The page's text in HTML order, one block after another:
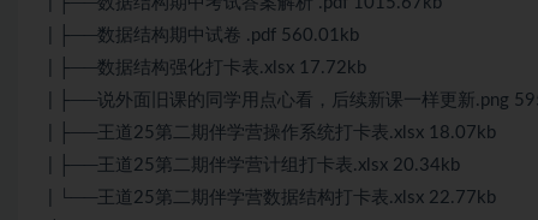
| ├──数据结构期中试卷 .pdf 560.01kb
| ├──数据结构强化打卡表.xlsx 17.72kb
| ├──说外面旧课的同学用点心看，后续新课一样更新.png
| ├──王道25第二期伴学营操作系统打卡表.xlsx 18.07kb
| ├──王道25第二期伴学营计组打卡表.xlsx 20.34kb
| └──王道25第二期伴学营数据结构打卡表.xlsx 22.77kb